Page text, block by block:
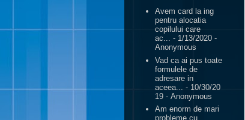
Avem card la ing
pentru alocatia
copilului care
ac... - 1/13/2020 -
Anonymous
Vad ca ai pus toate
formulele de
adresare in
aceea...
- 10/30/20
19 - Anonymous
Am enorm de mari
probleme cu